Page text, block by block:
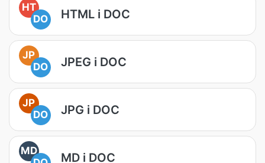
HT
DO
HTML i DOC
JP
DO
JPEG i DOC
JP
DO
JPG i DOC
MD
MD i DOC